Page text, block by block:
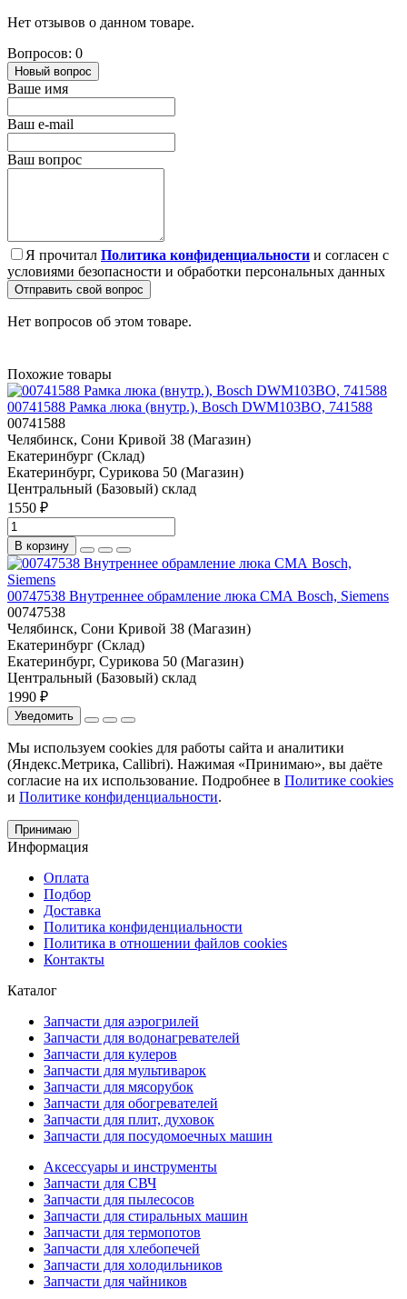
Нет отзывов о данном товаре.
Вопросов: 0
Новый вопрос
Ваше имя
Ваш e-mail
Ваш вопрос
Я прочитал Политика конфиденциальности и согласен с
условиями безопасности и обработки персональных данных
Отправить свой вопрос
Нет вопросов об этом товаре.
Похожие товары
00741588 Рамка люка (внутр.), Bosch DWM103BO, 741588
00741588
Челябинск, Сони Кривой 38 (Магазин)
Екатеринбург (Склад)
Екатеринбург, Сурикова 50 (Магазин)
Центральный (Базовый) склад
1550 ₽
В корзину
00747538 Внутреннее обрамление люка СМА Bosch, Siemens
00747538
Челябинск, Сони Кривой 38 (Магазин)
Екатеринбург (Склад)
Екатеринбург, Сурикова 50 (Магазин)
Центральный (Базовый) склад
1990 ₽
Уведомить
Мы используем cookies для работы сайта и аналитики
(Яндекс.Метрика, Callibri). Нажимая «Принимаю», вы даёте
согласие на их использование. Подробнее в Политике cookies
и Политике конфиденциальности.
Принимаю
Информация
Оплата
Подбор
Доставка
Политика конфиденциальности
Политика в отношении файлов cookies
Контакты
Каталог
Запчасти для аэрогрилей
Запчасти для водонагревателей
Запчасти для кулеров
Запчасти для мультиварок
Запчасти для мясорубок
Запчасти для обогревателей
Запчасти для плит, духовок
Запчасти для посудомоечных машин
Аксессуары и инструменты
Запчасти для СВЧ
Запчасти для пылесосов
Запчасти для стиральных машин
Запчасти для термопотов
Запчасти для хлебопечей
Запчасти для холодильников
Запчасти для чайников